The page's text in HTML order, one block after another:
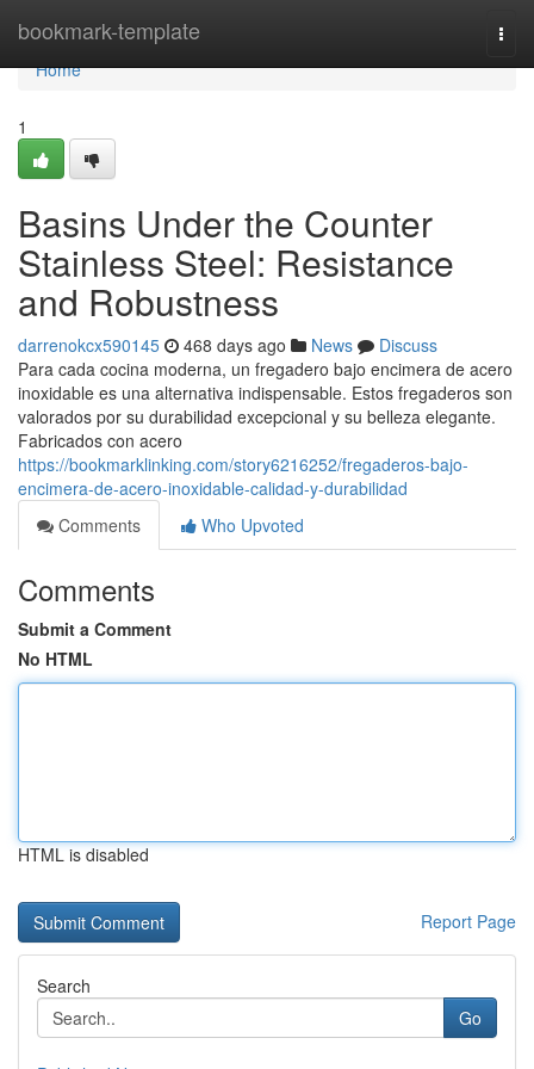
bookmark-template
Home
Home
1
Basins Under the Counter
Stainless Steel: Resistance
and Robustness
darrenokcx590145 468 days ago News
Discuss
Para cada cocina moderna, un fregadero bajo encimera de acero
inoxidable es una alternativa indispensable. Estos fregaderos son
valorados por su durabilidad excepcional y su belleza elegante.
Fabricados con acero
https://bookmarklinking.com/story6216252/fregaderos-bajo-
encimera-de-acero-inoxidable-calidad-y-durabilidad
Comments
Who Upvoted
Comments
Submit a Comment
No HTML
HTML is disabled
Report Page
Search
Go